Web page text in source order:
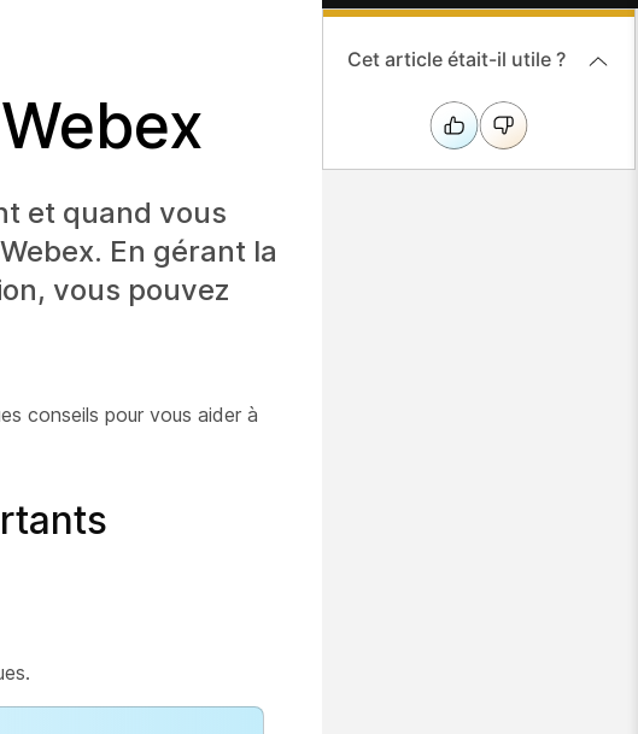
et quand vous
En gérant la
vous pouvez
conseils pour vous aider à
Cet article était-il utile ?